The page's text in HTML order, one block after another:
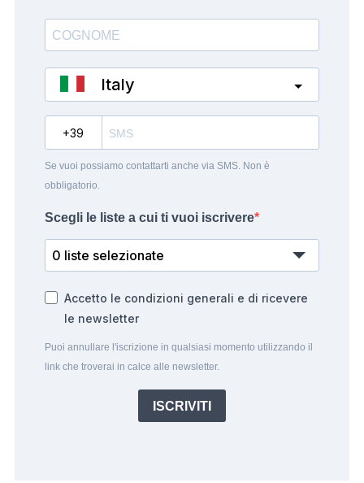
Italy
Se vuoi possiamo contattarti anche via SMS. Non è
obbligatorio.
Scegli le liste a cui ti vuoi iscrivere
0 liste selezionate
Accetto le condizioni generali e di ricevere
le newsletter
Puoi annullare l'iscrizione in qualsiasi momento utilizzando il
link che troverai in calce alle newsletter.
ISCRIVITI